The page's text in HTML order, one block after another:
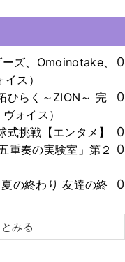
ズ、Omoinotake、
ス）
0
ひらく～ZION～ 完
ォイス）
0
式挑戦【エンタメ】
0
重奏の実験室」第２ 0
の終わり 友達の終
0
みる